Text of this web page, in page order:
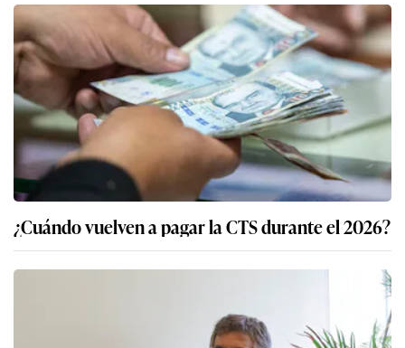
¿Cuándo vuelven a pagar la CTS durante el 2026?